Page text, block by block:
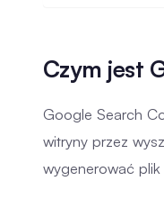
Czym jest
Google Search
witryny przez
wygenerować plik